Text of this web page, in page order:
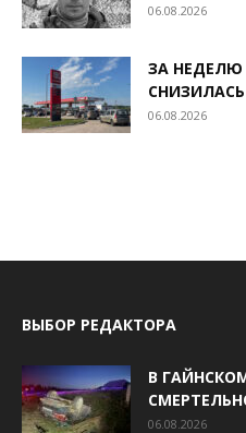
06.08.2026
ЗА НЕДЕЛЮ
06.08.2026
ВЫБОР РЕДАКТОРА
В
06.08.2026